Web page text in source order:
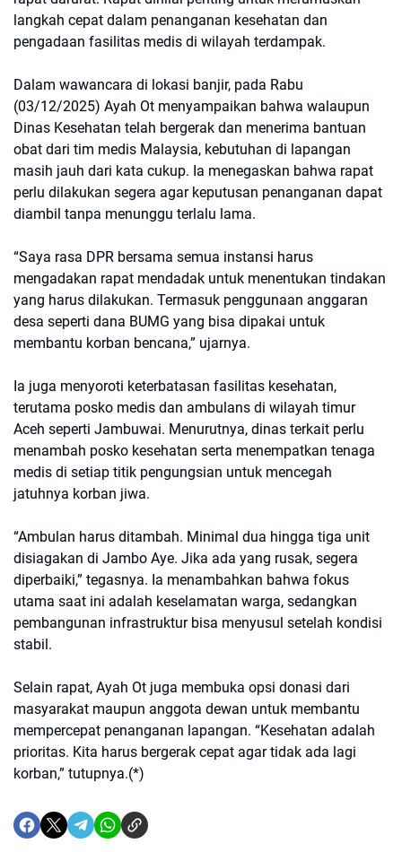
langkah cepat dalam penanganan kesehatan dan
pengadaan fasilitas medis di wilayah terdampak.
Dalam wawancara di lokasi banjir, pada Rabu
(03/12/2025) Ayah Ot menyampaikan bahwa walaupun
Dinas Kesehatan telah bergerak dan menerima bantuan
obat dari tim medis Malaysia, kebutuhan di lapangan
masih jauh dari kata cukup. Ia menegaskan bahwa rapat
perlu dilakukan segera agar keputusan penanganan dapat
diambil tanpa menunggu terlalu lama.
“Saya rasa DPR bersama semua instansi harus
mengadakan rapat mendadak untuk menentukan tindakan
yang harus dilakukan. Termasuk penggunaan anggaran
desa seperti dana BUMG yang bisa dipakai untuk
membantu korban bencana,” ujarnya.
Ia juga menyoroti keterbatasan fasilitas kesehatan,
terutama posko medis dan ambulans di wilayah timur
Aceh seperti Jambuwai. Menurutnya, dinas terkait perlu
menambah posko kesehatan serta menempatkan tenaga
medis di setiap titik pengungsian untuk mencegah
jatuhnya korban jiwa.
“Ambulan harus ditambah. Minimal dua hingga tiga unit
disiagakan di Jambo Aye. Jika ada yang rusak, segera
diperbaiki,” tegasnya. Ia menambahkan bahwa fokus
utama saat ini adalah keselamatan warga, sedangkan
pembangunan infrastruktur bisa menyusul setelah kondisi
stabil.
Selain rapat, Ayah Ot juga membuka opsi donasi dari
masyarakat maupun anggota dewan untuk membantu
mempercepat penanganan lapangan. “Kesehatan adalah
prioritas. Kita harus bergerak cepat agar tidak ada lagi
korban,” tutupnya.(*)